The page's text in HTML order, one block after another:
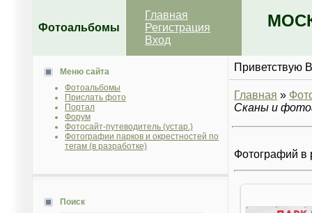
Фотоальбомы
Главная
Регистрация
Вход
Меню сайта
Фотоальбомы
Прислать фото
Портал
Форум
Фотосайт-путеводитель (устар.)
Фотографии парков и окрестностей по
тегам (в разработке)
Поиск
Приветствую
Главная »
Сканы и
Фотографий в